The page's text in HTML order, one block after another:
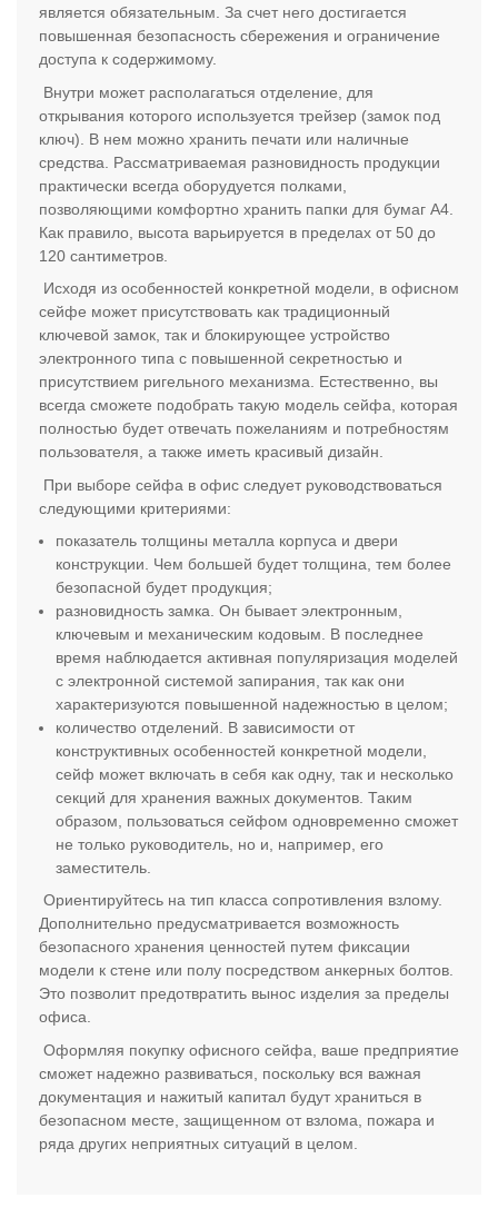
является обязательным. За счет него достигается
повышенная безопасность сбережения и ограничение
доступа к содержимому.
Внутри может располагаться отделение, для
открывания которого используется трейзер (замок под
ключ). В нем можно хранить печати или наличные
средства. Рассматриваемая разновидность продукции
практически всегда оборудуется полками,
позволяющими комфортно хранить папки для бумаг А4.
Как правило, высота варьируется в пределах от 50 до
120 сантиметров.
Исходя из особенностей конкретной модели, в офисном
сейфе может присутствовать как традиционный
ключевой замок, так и блокирующее устройство
электронного типа с повышенной секретностью и
присутствием ригельного механизма. Естественно, вы
всегда сможете подобрать такую модель сейфа, которая
полностью будет отвечать пожеланиям и потребностям
пользователя, а также иметь красивый дизайн.
При выборе сейфа в офис следует руководствоваться
следующими критериями:
показатель толщины металла корпуса и двери
конструкции. Чем большей будет толщина, тем более
безопасной будет продукция;
разновидность замка. Он бывает электронным,
ключевым и механическим кодовым. В последнее
время наблюдается активная популяризация моделей
с электронной системой запирания, так как они
характеризуются повышенной надежностью в целом;
количество отделений. В зависимости от
конструктивных особенностей конкретной модели,
сейф может включать в себя как одну, так и несколько
секций для хранения важных документов. Таким
образом, пользоваться сейфом одновременно сможет
не только руководитель, но и, например, его
заместитель.
Ориентируйтесь на тип класса сопротивления взлому.
Дополнительно предусматривается возможность
безопасного хранения ценностей путем фиксации
модели к стене или полу посредством анкерных болтов.
Это позволит предотвратить вынос изделия за пределы
офиса.
Оформляя покупку офисного сейфа, ваше предприятие
сможет надежно развиваться, поскольку вся важная
документация и нажитый капитал будут храниться в
безопасном месте, защищенном от взлома, пожара и
ряда других неприятных ситуаций в целом.